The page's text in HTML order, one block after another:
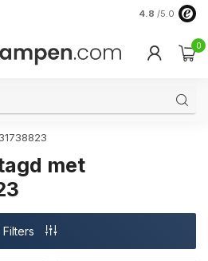
Verzending
4.8 /5.0
0
met
Filters